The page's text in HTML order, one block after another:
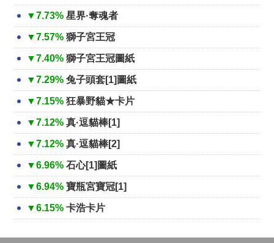
▼7.73% 星界·奪魂者
▼7.57% 獅子宮王冠
▼7.40% 獅子宮王冠圖紙
▼7.29% 兔子頭套[1]圖紙
▼7.15% 狂暴野貓★卡片
▼7.12% 真·逗貓棒[1]
▼7.12% 真·逗貓棒[2]
▼6.96% 石心[1]圖紙
▼6.94% 寶瓶宮寶冠[1]
▼6.15% 卡浩卡片